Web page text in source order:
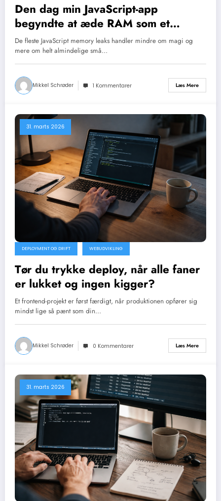
Den dag min JavaScript-app
begyndte at æde RAM som et
gammelt RPG
De fleste JavaScript memory leaks handler mindre om magi og
mere om helt almindelige små…
Mikkel Schrøder 1 Kommentarer Læs Mere
31. marts 2026
DEPLOYMENT OG DRIFT WEBUDVIKLING
Tør du trykke deploy, når alle faner
er lukket og ingen kigger?
Et frontend-projekt er først færdigt, når produktionen opfører sig
mindst lige så pænt som din…
Mikkel Schrøder 0 Kommentarer Læs Mere
31. marts 2026